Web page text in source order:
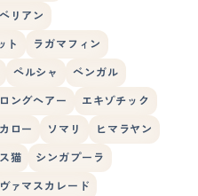
リアン
ト ラガマフィン
ペルシャ ベンガル
ングヘアー エキゾチック
ロー ソマリ ヒマラヤン
猫 シンガプーラ
ァマスカレード